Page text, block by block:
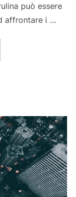
può essere
affrontare i …
SPIRULINA, UN